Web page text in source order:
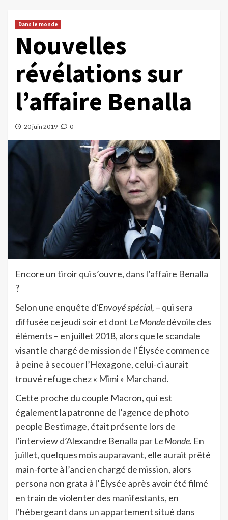
Dans le monde
Nouvelles
révélations sur
l’affaire Benalla
20 juin 2019 0
Encore un tiroir qui s’ouvre, dans l’affaire Benalla
?
Selon une enquête d‘Envoyé spécial, – qui sera
diffusée ce jeudi soir et dont Le Mondedévoile des
éléments – en juillet 2018, alors que le scandale
visant le chargé de mission de l’Élysée commence
à peine à secouer l’Hexagone, celui-ci aurait
trouvé refuge chez « Mimi » Marchand.
Cette proche du couple Macron, qui est
également la patronne de l’agence de photo
people Bestimage, était présente lors de
l’interview d’Alexandre Benalla parLe Monde. En
juillet, quelques mois auparavant, elle aurait prêté
main-forte à l’ancien chargé de mission, alors
persona non grata à l’Élysée après avoir été filmé
en train de violenter des manifestants, en
l’hébergeant dans un appartement situé dans